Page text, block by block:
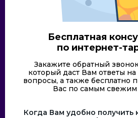
Бесплатная
по интернет-
Закажите обратный
который даст Вам ответы
вопросы, а также бесплатно
Вас по самым свежим
Когда Вам удобно получить